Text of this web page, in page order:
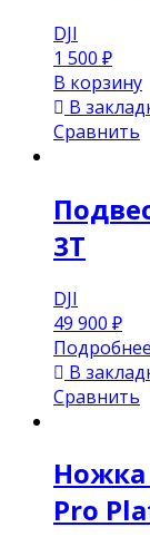
DJI
1 500 ₽
В корзину
В
Сравнить
3T
DJI
49 900 ₽
Подробнее
В
Сравнить
Ножка
Pro